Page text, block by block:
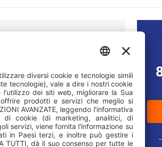
967,23 EUR
15.08.2026.
147,15 EUR
PRENOTA ORA